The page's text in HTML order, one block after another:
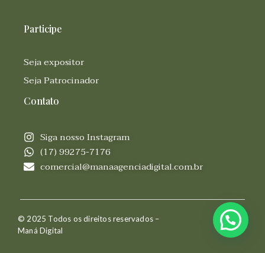
Participe
Seja expositor
Seja Patrocinador
Contato
Siga nosso Instagram
(17) 99275-7176
comercial@manaagenciadigital.com.br
© 2025 Todos os direitos reservados –
Maná Digital